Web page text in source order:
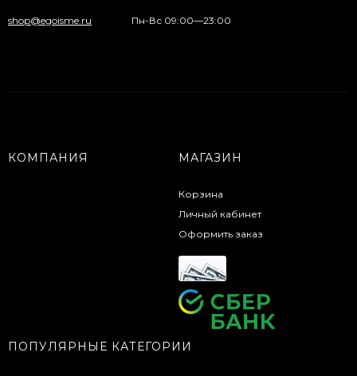
shop@egoisme.ru Пн-Вс 09:00—23:00
КОМПАНИЯ МАГАЗИН
Корзина
Личный кабинет
Оформить заказ
ПОПУЛЯРНЫЕ КАТЕГОРИИ